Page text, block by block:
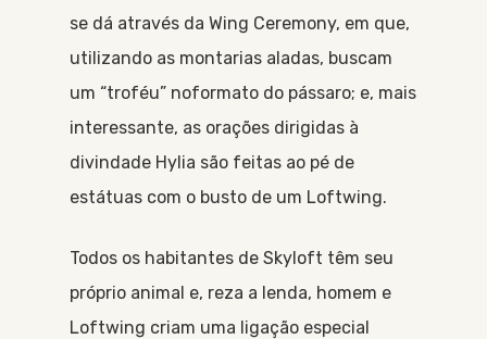
se dá através da Wing Ceremony, em que,
utilizando as montarias aladas, buscam
um “troféu” noformato do pássaro; e, mais
interessante, as orações dirigidas à
divindade Hylia são feitas ao pé de
estátuas com o busto de um Loftwing.
Todos os habitantes de Skyloft têm seu
próprio animal e, reza a lenda, homem e
Loftwing criam uma ligação especial